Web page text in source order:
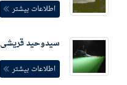
اطلاعات بیشتر
سیدوحید قریشی
اطلاعات بیشتر